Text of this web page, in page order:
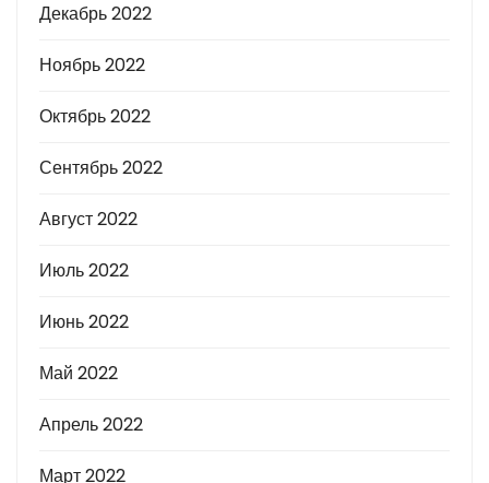
Декабрь 2022
Ноябрь 2022
Октябрь 2022
Сентябрь 2022
Август 2022
Июль 2022
Июнь 2022
Май 2022
Апрель 2022
Март 2022